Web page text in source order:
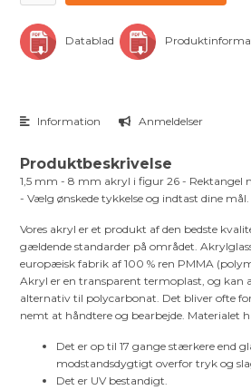
Datablad
Information Anmeldelser
Produktbeskrivelse
1,5 mm - 8 mm akryl i figur 26 - Rektangel
- Vælg ønskede tykkelse og indtast dine mål.
Vores akryl er et produkt af den bedste
gældende standarder på området.
europæisk fabrik af 100 % ren PMMA
Akryl er en transparent termoplast, og kan
alternativ til polycarbonat. Det bliver ofte
nemt at håndtere og bearbejde. Materialet
Det er op til 17 gange stærkere end
modstandsdygtigt overfor tryk og
Det er UV bestandigt.